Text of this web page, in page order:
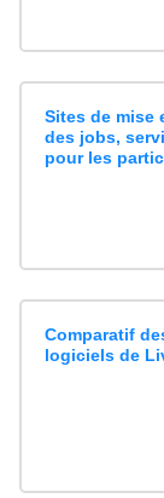
Sites de mise
des jobs,
pour les
Comparatif
logiciels de